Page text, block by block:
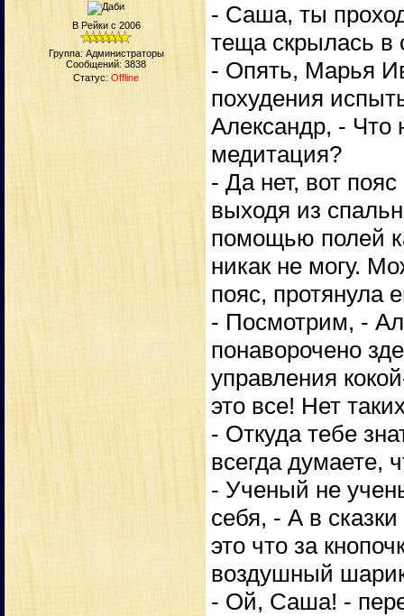
В Рейки с 2006
Группа: Администраторы
Сообщений: 3838
Статус: Offline
- Саша, ты
теща скрылась в
- Опять, Марья
похудения
Александр, - Что
медитация?
- Да нет, вот
выходя из
помощью полей
никак не могу.
пояс, протянула
- Посмотрим, -
понаворочено
управления
это все! Нет
- Откуда тебе
всегда думаете,
- Ученый не
себя, - А в
это что за
воздушный
- Ой, Саша! -